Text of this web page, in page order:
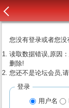
您没有登录或者您
读取数据错误,原因
删除!
您还不是论坛会员,
登录
用户名